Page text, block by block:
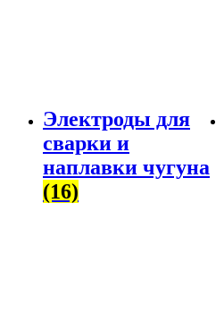
Электроды для
сварки и
наплавки чугуна
(16)